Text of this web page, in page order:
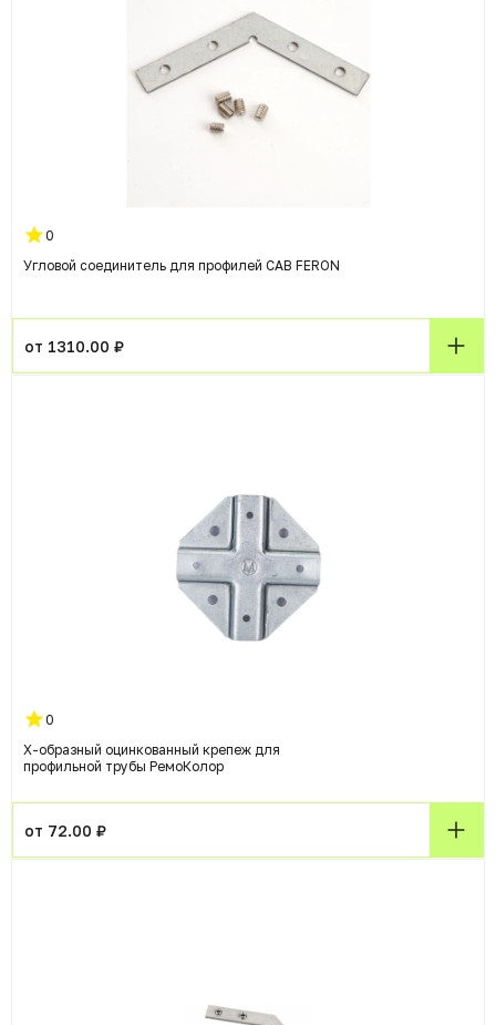
0
Угловой соединитель для профилей CAB FERON
от 1310.00 ₽
0
Х-образный оцинкованный крепеж для
профильной трубы РемоКолор
от 72.00 ₽